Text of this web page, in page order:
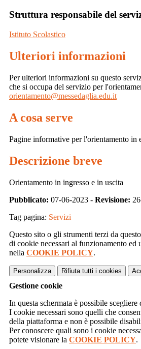
Struttura responsabile del
Istituto Scolastico
Ulteriori informazioni
Per ulteriori informazioni su questo
che si occupa del servizio per
orientamento@messedaglia.edu.it
A cosa serve
Pagine informative per l'orientamento in
Descrizione breve
Orientamento in ingresso e in uscita
Pubblicato: 07-06-2023 - Revisione:
Tag pagina: Servizi
Questo sito o gli strumenti terzi da
di cookie necessari al funzionamento
nella COOKIE POLICY.
Personalizza Rifiuta tutti i cookies
Gestione cookie
In questa schermata è possibile
I cookie necessari sono quelli che
della piattaforma e non è possibile
Per conoscere quali sono i cookie
potete visionare la COOKIE POLICY.